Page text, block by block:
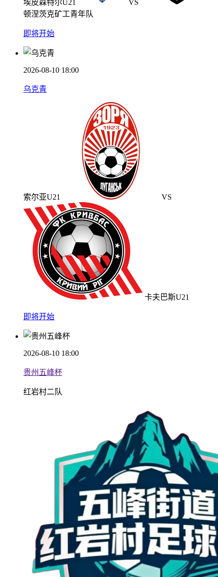
埃皮森特尔U21
VS
顿涅茨克矿工青年队
即将开始
2026-08-10 18:00
乌克青
索尔亚U21 VS
卡夫巴斯U21
即将开始
2026-08-10 18:00
贵州五峰杯
红岩村二队